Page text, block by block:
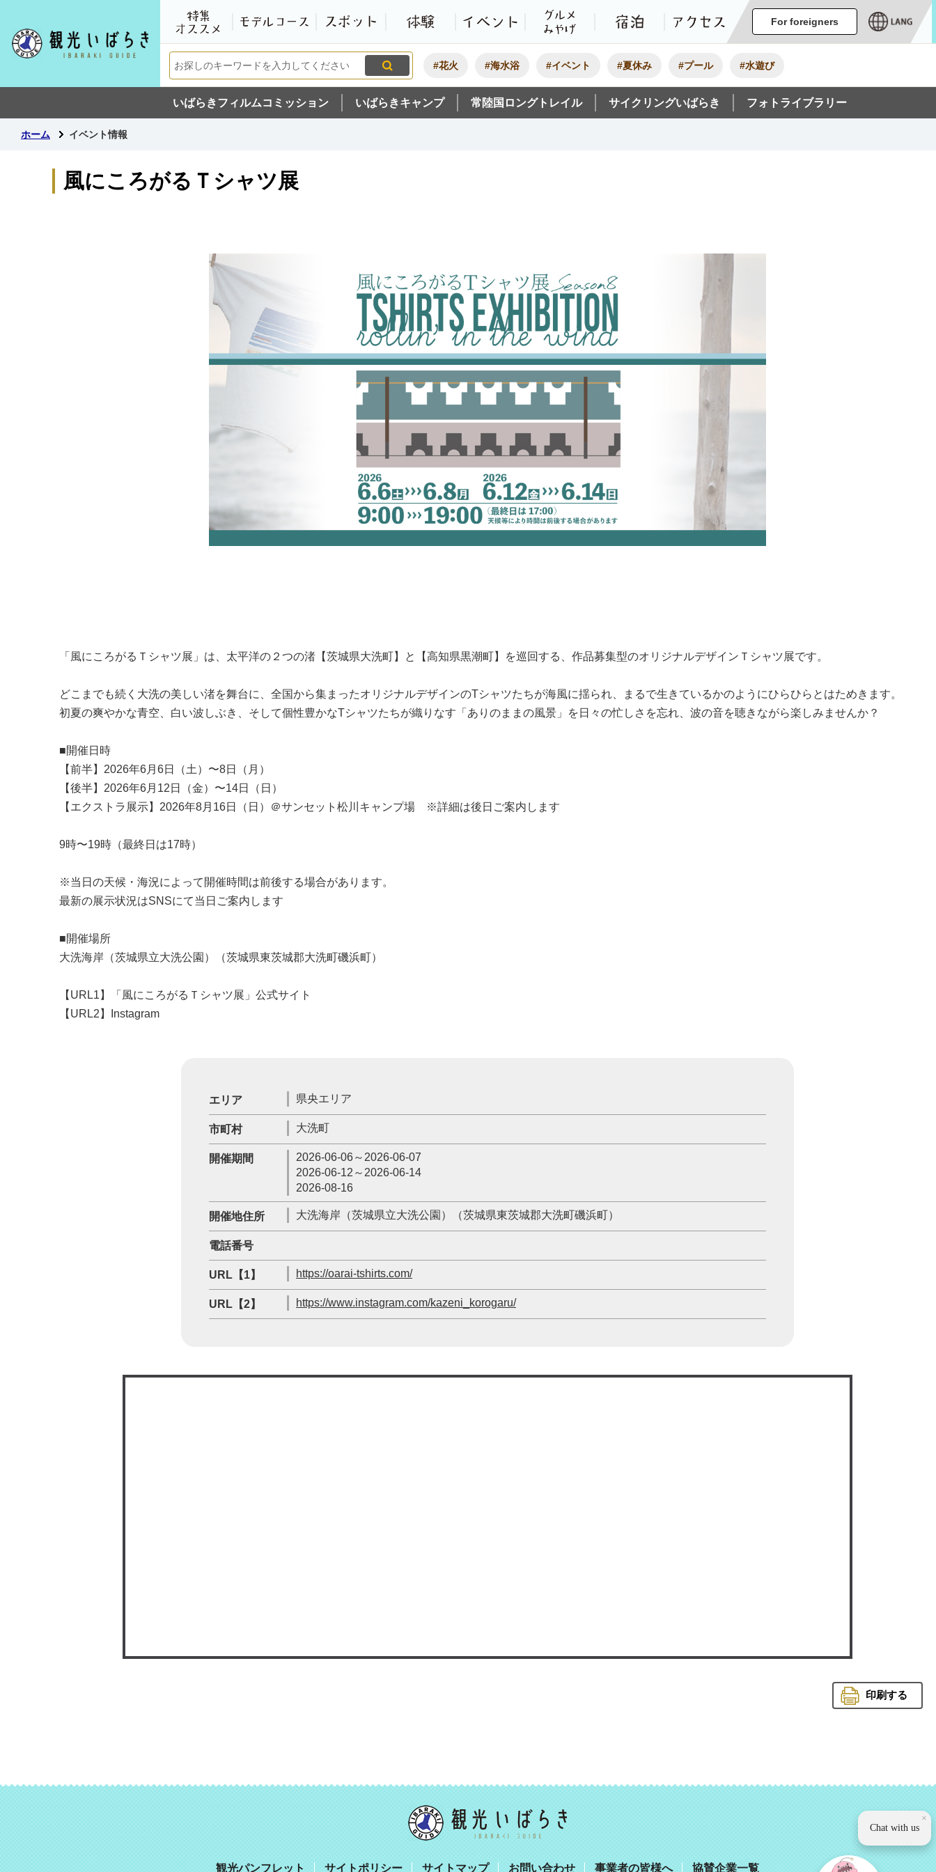
観光いばらき公式ホームページ
特集・オススメ
モデルコーススポット 体験 イベント グルメ・みやげ宿泊 アクセス
For foreigners
#花火 #海水浴 #イベント #夏休み #プール #水遊び
いばらきフィルムコミッション いばらきキャンプ 常陸国ロングトレイル サイクリングいばらき フォトライブラリー
ホーム イベント情報
風にころがるＴシャツ展
「風にころがるＴシャツ展」は、太平洋の２つの渚【茨城県大洗町】と【高知県黒潮町】を巡回する、作品募集型のオリジナルデザインＴシャツ展です。
どこまでも続く大洗の美しい渚を舞台に、全国から集まったオリジナルデザインのTシャツたちが海風に揺られ、まるで生きているかのようにひらひらとはためきます。
初夏の爽やかな青空、白い波しぶき、そして個性豊かなTシャツたちが織りなす「ありのままの風景」を日々の忙しさを忘れ、波の音を聴きながら楽しみませんか？
■開催日時
【前半】2026年6月6日（土）〜8日（月）
【後半】2026年6月12日（金）〜14日（日）
【エクストラ展示】2026年8月16日（日）＠サンセット松川キャンプ場 ※詳細は後日ご案内します
9時〜19時（最終日は17時）
※当日の天候・海況によって開催時間は前後する場合があります。
最新の展示状況はSNSにて当日ご案内します
■開催場所
大洗海岸（茨城県立大洗公園）（茨城県東茨城郡大洗町磯浜町）
【URL1】「風にころがるＴシャツ展」公式サイト
【URL2】Instagram
エリア 県央エリア
市町村 大洗町
開催期間
2026-06-06～2026-06-07
2026-06-12～2026-06-14
2026-08-16
開催地住所 大洗海岸（茨城県立大洗公園）（茨城県東茨城郡大洗町磯浜町）
電話番号
URL【1】 https://oarai-tshirts.com/
URL【2】 https://www.instagram.com/kazeni_korogaru/
印刷する
観光いば
観光パンフレット サイトポリシー サイトマップ お問い合わせ 事業者の皆様へ 協賛企業一覧
×
Chat with us